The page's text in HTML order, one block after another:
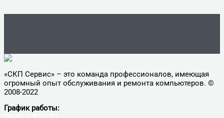
«СКП Сервис» – это команда профессионалов, имеющая
огромный опыт обслуживания и ремонта компьютеров. ©
2008-2022
График работы: